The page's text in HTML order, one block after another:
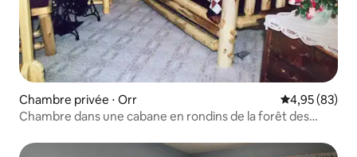
Chambre privée ⋅ Orr Évaluation
4,95 (83)
Chambre dans une cabane en rondins de la forêt des